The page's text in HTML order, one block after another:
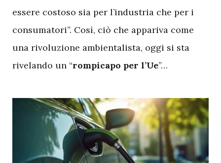
essere costoso sia per l’industria che per i
consumatori”. Così, ciò che appariva come
una rivoluzione ambientalista, oggi si sta
rivelando un “rompicapo per l’Ue”…